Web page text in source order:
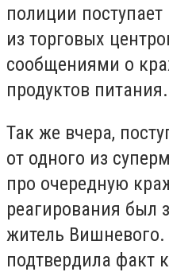
полиции
из торговых
сообщениями о
продуктов питания.
Так же вчера,
от одного из
про очередную
реагирования был
житель
подтвердила факт